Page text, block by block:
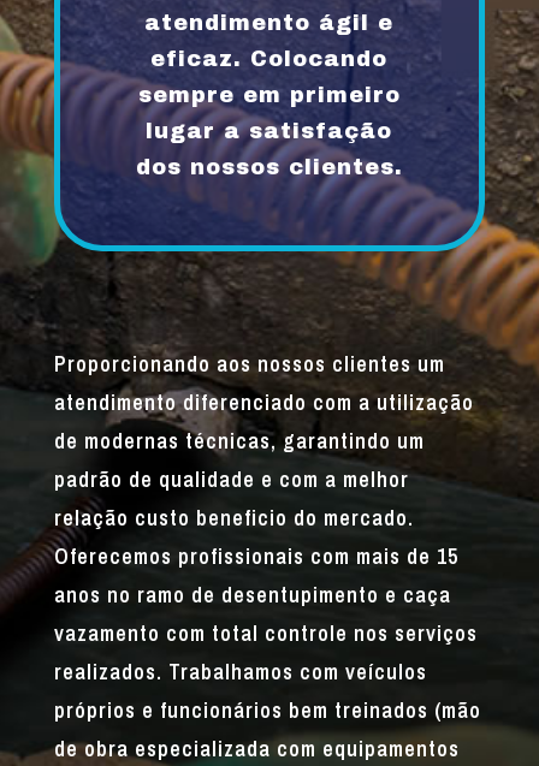
atendimento ágil e
eficaz. Colocando
sempre em primeiro
lugar a satisfação
dos nossos clientes.
Proporcionando aos nossos clientes um
atendimento diferenciado com a utilização
de modernas técnicas, garantindo um
padrão de qualidade e com a melhor
relação custo beneficio do mercado.
Oferecemos profissionais com mais de 15
anos no ramo de desentupimento e caça
vazamento com total controle nos serviços
realizados. Trabalhamos com veículos
próprios e funcionários bem treinados (mão
de obra especializada com equipamentos